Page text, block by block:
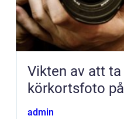
Vikten av att
körkortsfoto
admin